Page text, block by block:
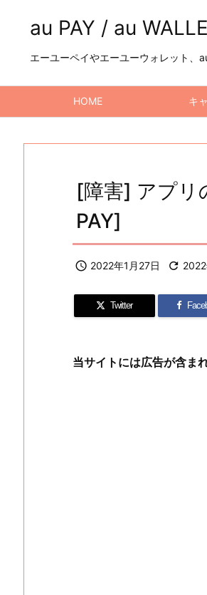
au PAY / au
エーユーペイやエーユーウォレット、
HOME キ
[障害] アプリ
PAY]
 2022年1月27日 
Twitter
当サイトには広告が含ま